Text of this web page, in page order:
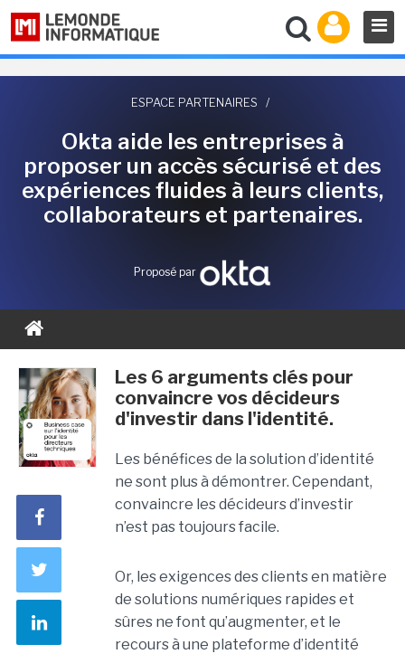
ESPACE PARTENAIRES /
Okta aide les entreprises à
proposer un accès sécurisé et des
expériences fluides à leurs clients,
collaborateurs et partenaires.
Proposé par
Les 6 arguments clés pour
convaincre vos décideurs
d'investir dans l'identité.
Les bénéfices de la solution d’identité
ne sont plus à démontrer. Cependant,
convaincre les décideurs d’investir
n’est pas toujours facile.
Or, les exigences des clients en matière
de solutions numériques rapides et
sûres ne font qu’augmenter, et le
recours à une plateforme d’identité